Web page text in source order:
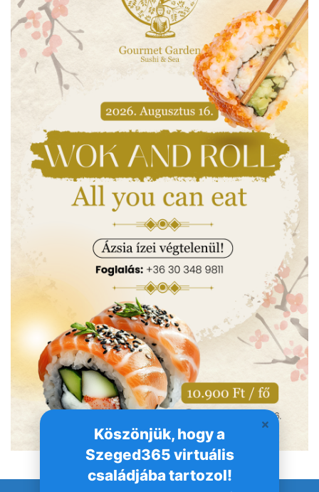
Köszönjük, hogy a
Szeged365 virtuális
családjába tartozol!